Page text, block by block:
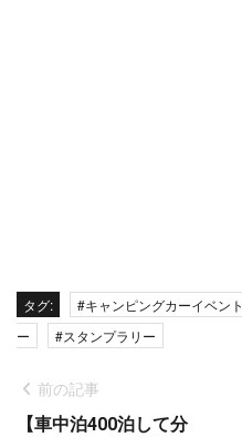
タグ: #キャンピングカーイベント
ー
#スタンプラリー
前の記事
【車中泊400泊して分